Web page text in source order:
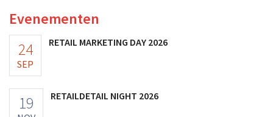
Evenementen
24
SEP
RETAIL MARKETING DAY 2026
19 RETAILDETAIL NIGHT 2026